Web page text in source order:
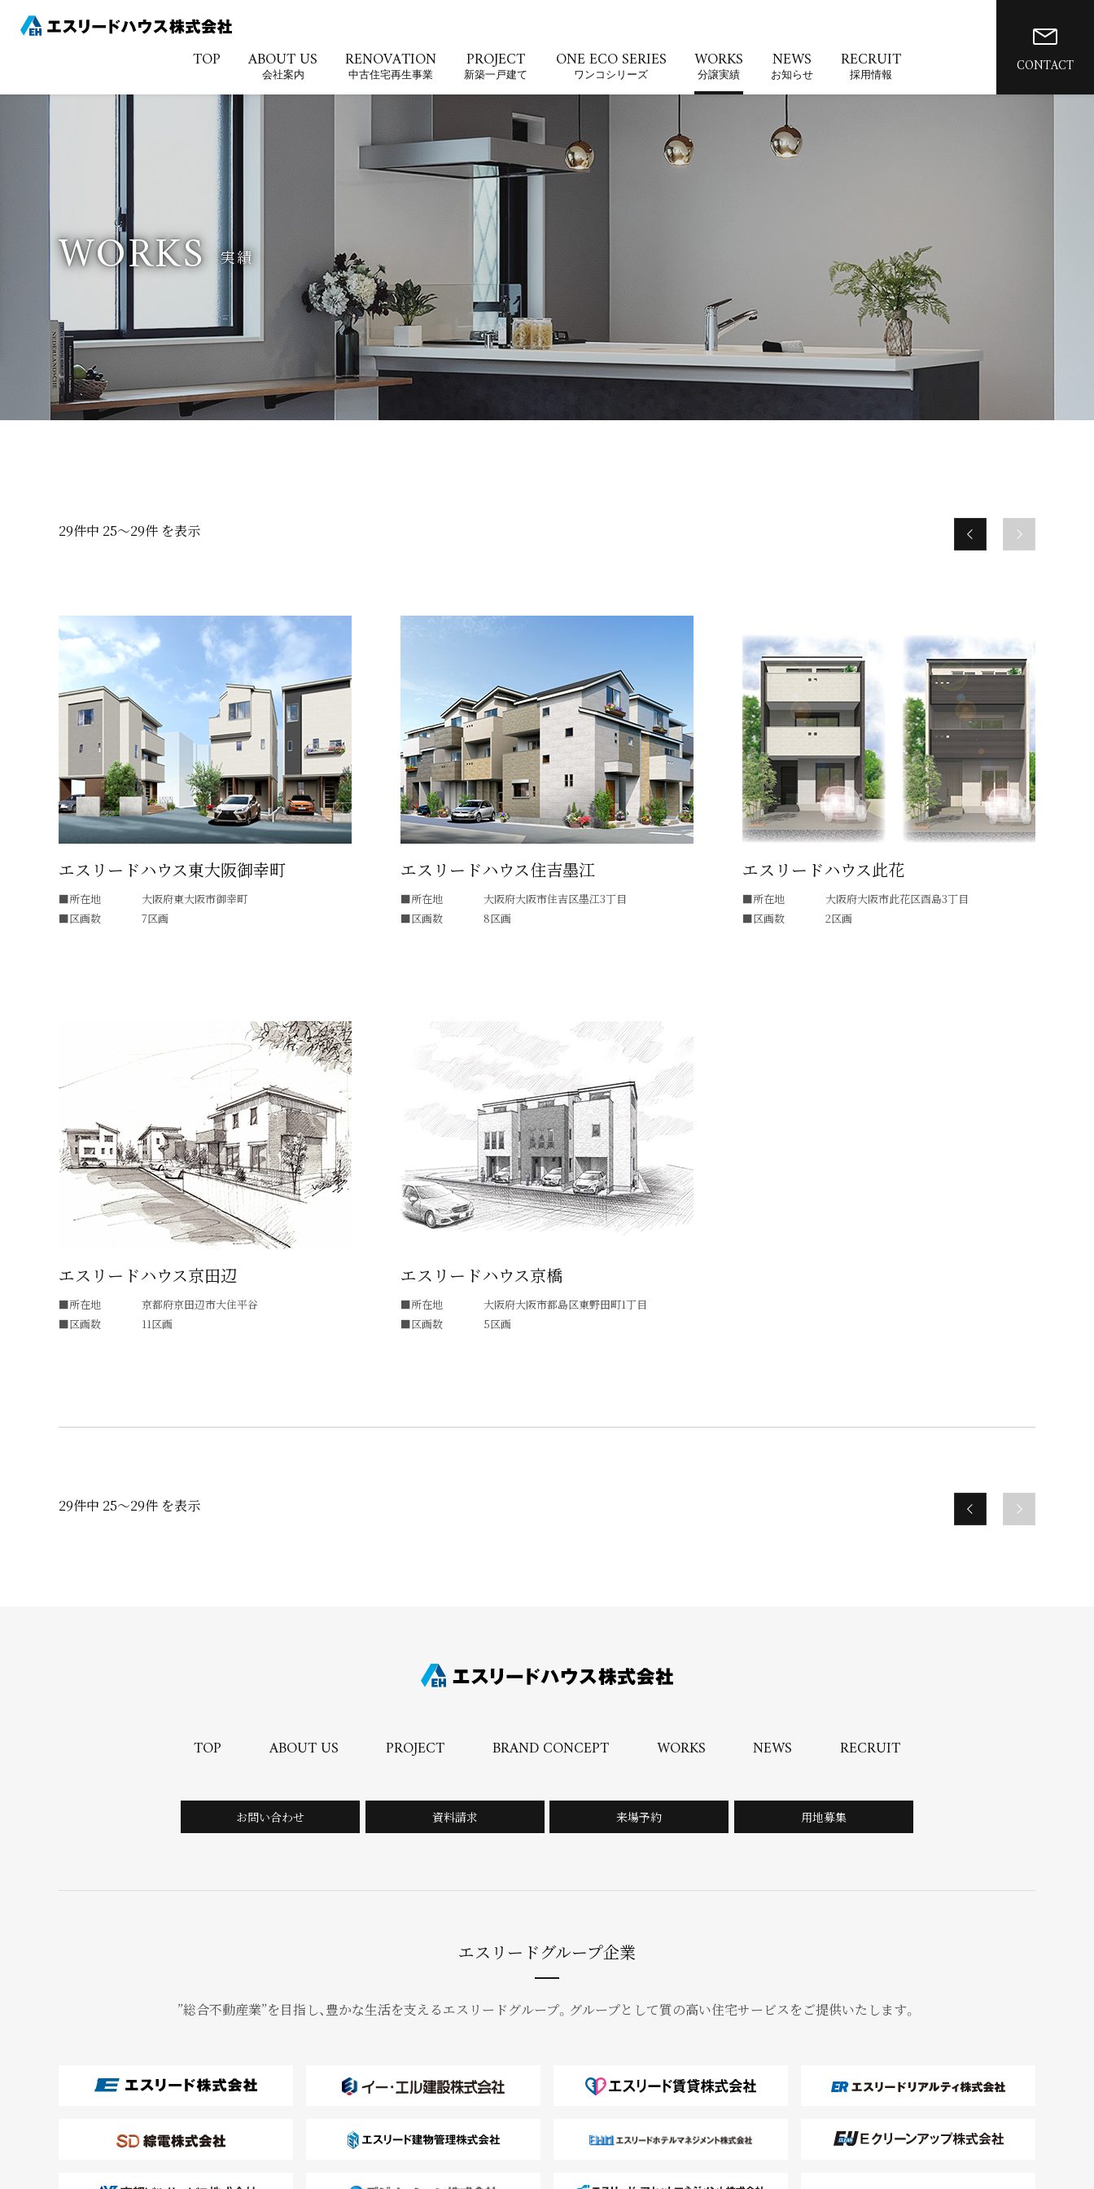
CONTACT
TOP ABOUT US
会社案内
RENOVATION
中古住宅再生事業
PROJECT
新築一戸建て
ONE ECO SERIES
ワンコシリーズ
WORKS
分譲実績
NEWS
お知らせ
RECRUIT
採用情報
WORKS 実績
29件中 25〜29件 を表示
エスリードハウス東大阪御幸町
所在地
大阪府東大阪市御幸町
区画数
7区画
エスリードハウス住吉墨江
所在地
大阪府大阪市住吉区墨江3丁目
区画数
8区画
エスリードハウス此花
所在地
大阪府大阪市此花区酉島3丁目
区画数
2区画
エスリードハウス京田辺
所在地
京都府京田辺市大住平谷
区画数
11区画
エスリードハウス京橋
所在地
大阪府大阪市都島区東野田町1丁目
区画数
5区画
29件中 25〜29件 を表示
TOP ABOUT US PROJECT BRAND CONCEPT WORKS NEWS RECRUIT
お問い合わせ 資料請求 来場予約 用地募集
エスリードグループ企業
”総合不動産業”を目指し、豊かな生活を支えるエスリードグループ。グループとして質の高い住宅サービスをご提供いたします。